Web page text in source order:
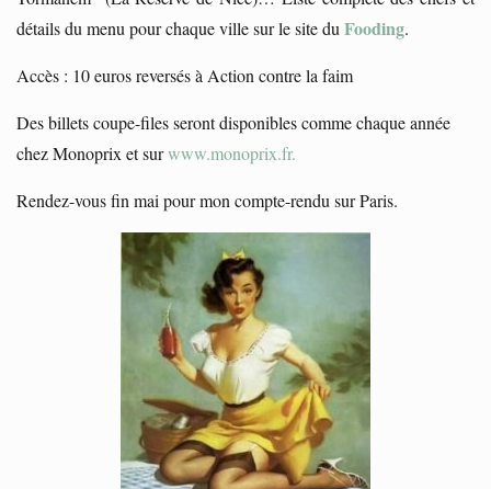
détails du menu pour chaque ville sur le site du Fooding.
Accès : 10 euros reversés à Action contre la faim
Des billets coupe-files seront disponibles comme chaque année
chez Monoprix et surwww.monoprix.fr.
Rendez-vous fin mai pour mon compte-rendu sur Paris.